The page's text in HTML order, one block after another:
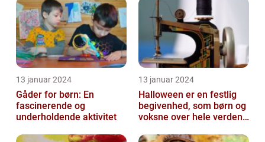
13 januar 2024
Gåder for børn: En
fascinerende og
underholdende aktivitet
13 januar 2024
Halloween er en festlig
begivenhed, som børn og
voksne over hele verden